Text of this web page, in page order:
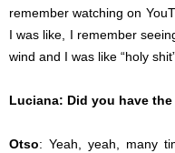
remember watching on
I was like, I remember
wind and I was like “holy
Luciana: Did you have
Otso: Yeah, yeah, many